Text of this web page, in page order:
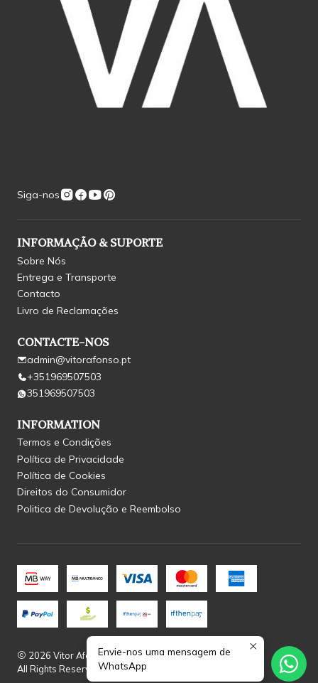
Siga-nos
INFORMAÇÃO & SUPORTE
Sobre Nós
Entrega e Transporte
Contacto
Livro de Reclamações
CONTACTE-NOS
admin@vitorafonso.pt
+351969507503
351969507503
INFORMATION
Termos e Condições
Política de Privacidade
Política de Cookies
Direitos do Consumidor
Politica de Devolução e Reembolso
2026 Vitor Afonso.
All Rights Reserved.Powered by Jumpseller
Envie-nos uma mensagem de
WhatsApp